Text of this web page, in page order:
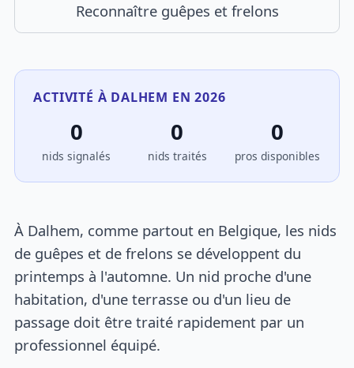
Reconnaître guêpes et frelons
ACTIVITÉ À DALHEM EN 2026
0
nids signalés
0
nids traités
0
pros disponibles
À Dalhem, comme partout en Belgique, les nids
de guêpes et de frelons se développent du
printemps à l'automne. Un nid proche d'une
habitation, d'une terrasse ou d'un lieu de
passage doit être traité rapidement par un
professionnel équipé.